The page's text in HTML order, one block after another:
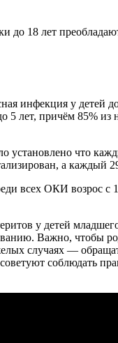
до 18 лет
инфекция у детей
5 лет, причём 85%
установлено что
а каждый
всех ОКИ возрос
у детей
Важно, чтобы
случаях —
соблюдать